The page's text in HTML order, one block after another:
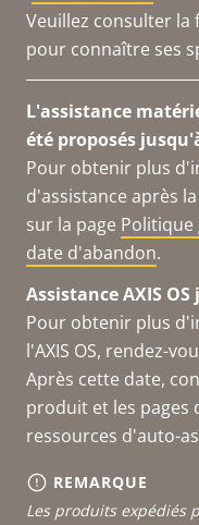
Veuillez consulter
pour connaître ses
L'assistance
été proposés
Pour obtenir plus
d'assistance après
sur la page Politique
date d'abandon.
Assistance AXIS
Pour obtenir plus
l'AXIS OS, rendez-
Après cette date,
produit et les
ressources d'auto-
REMARQUE
Les produits expédiés